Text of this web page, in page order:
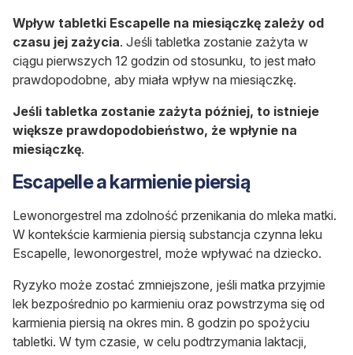
Wpływ tabletki Escapelle na miesiączkę zależy od
czasu jej zażycia. Jeśli tabletka zostanie zażyta w
ciągu pierwszych 12 godzin od stosunku, to jest mało
prawdopodobne, aby miała wpływ na miesiączkę.
Jeśli tabletka zostanie zażyta później, to istnieje
większe prawdopodobieństwo, że wpłynie na
miesiączkę.
Escapelle a karmienie piersią
Lewonorgestrel ma zdolność przenikania do mleka matki.
W kontekście karmienia piersią substancja czynna leku
Escapelle, lewonorgestrel, może wpływać na dziecko.
Ryzyko może zostać zmniejszone, jeśli matka przyjmie
lek bezpośrednio po karmieniu oraz powstrzyma się od
karmienia piersią na okres min. 8 godzin po spożyciu
tabletki. W tym czasie, w celu podtrzymania laktacji,